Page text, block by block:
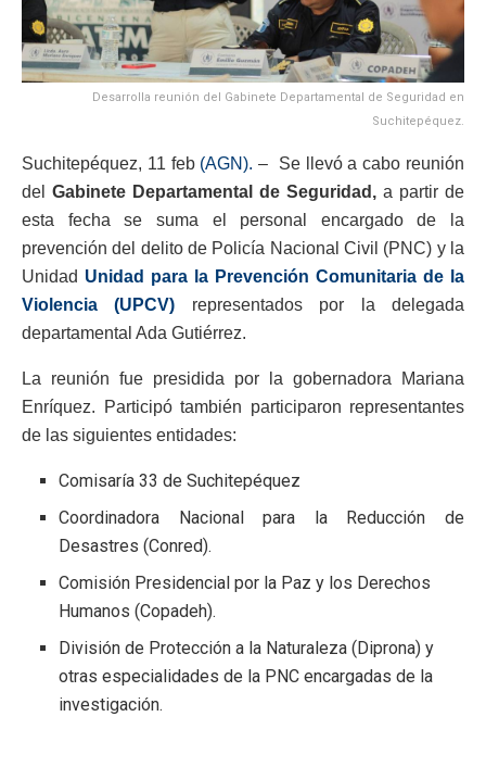
Desarrolla reunión del Gabinete Departamental de Seguridad en
Suchitepéquez.
Suchitepéquez, 11 feb (AGN). – Se llevó a cabo reunión
del Gabinete Departamental de Seguridad, a partir de
esta fecha se suma el personal encargado de la
prevención del delito de Policía Nacional Civil (PNC) y la
Unidad Unidad para la Prevención Comunitaria de la
Violencia (UPCV) representados por la delegada
departamental Ada Gutiérrez.
La reunión fue presidida por la gobernadora Mariana
Enríquez. Participó también participaron representantes
de las siguientes entidades:
Comisaría 33 de Suchitepéquez
Coordinadora Nacional para la Reducción de
Desastres (Conred).
Comisión Presidencial por la Paz y los Derechos
Humanos (Copadeh).
División de Protección a la Naturaleza (Diprona) y
otras especialidades de la PNC encargadas de la
investigación.